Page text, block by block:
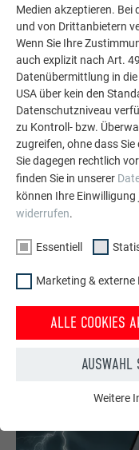
PREFA Komplettsystem
Vom Zubehör bis zu
Dach, Fassade,
MEHR INFOS
Medien akzeptieren. Bei
und von Drittanbietern
Wenn Sie Ihre
auch explizit nach Art.
Datenübermittlung in die
USA über kein den
Datenschutzniveau
zu Kontroll- bzw.
zugreifen, ohne dass
Sie dagegen rechtlich
finden Sie in unserer
können Ihre
widerrufen.
Essentiell
Marketing & externe
ALLE COOKIES
AUSWAHL
Funktionen der
Weitere